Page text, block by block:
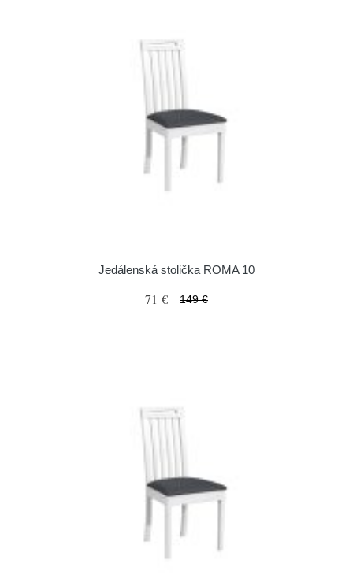
Jedálenská stolička ROMA 10
71 € 149 €